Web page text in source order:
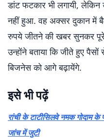
डांट फटकार भी लगायी,
नहीं हुआ. वह अक्सर दुकान में
रुपये जीतने की खबर सुनकर पूरे
उन्होंने बताया कि जीते हुए
बिजनेस को आगे बढ़ायेंगे.
इसे भी पढ़ें
रांची के टाटीसिलवे नमक गोदाम
जांच में जुटी